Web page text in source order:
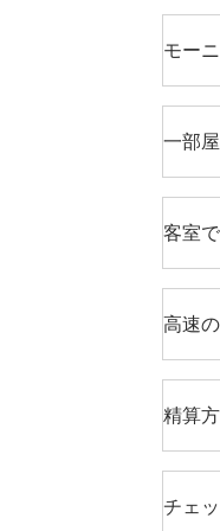
モー
一部
客室
高速
精算
チェ